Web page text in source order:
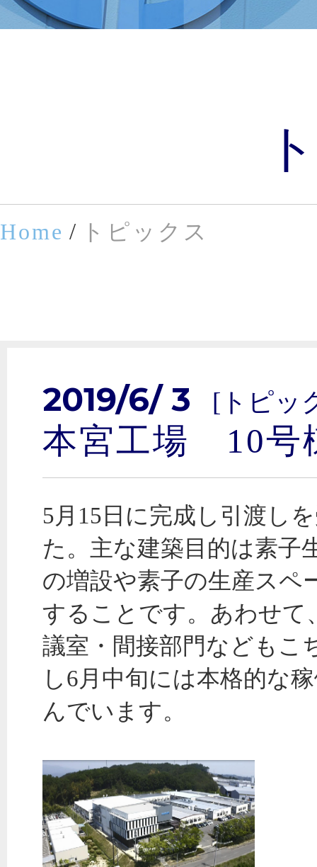
Home / トピックス
2019/6/ 3 [トピッ
本宮工場 10号
5月15日に完成し引渡し
た。主な建築目的は素子
の増設や素子の生産スペ
することです。あわせて
議室・間接部門などもこ
し6月中旬には本格的な
んでいます。